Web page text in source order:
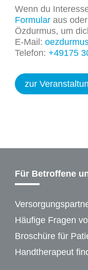
Wenn du
Formular aus
Özdurmus, um
E-Mail:
Telefon: +49175
zur
Für Betroffene
Häufige Fragen
Broschüre für
Handtherapeut